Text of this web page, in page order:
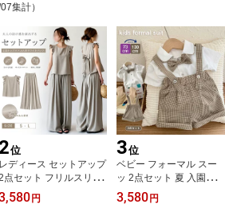
ウェーブ お散歩 簡単
自然 便利 おしゃれ 即納
ト 厚底 ベルト お揃い 女
の子 男の子 ジュニア こ
ども 子ども 海 プール 快
適 外出 休日 旅行
集計）
2位
レディース セットアップ
点セット フリルスリー
トップス ワイドパン
ツ 上下セット バックリ
円
3位
ベビー フォーマル スー
ッ 2点セット 夏 入園式
卒園式 男の子 スーツ 半
袖 キッズ ロンパース キ
3,580 円